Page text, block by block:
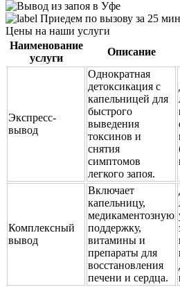
Приедем по вызову за 25
Цены на наши услуги
Наименование
услуги
Описание
Экспресс-
вывод
Однократная
детоксикация с
капельницей для
быстрого
выведения
токсинов и
снятия
симптомов
легкого запоя.
Комплексный
вывод
Включает
капельницу,
медикаментозную
поддержку,
витамины и
препараты для
восстановления
печени и сердца.